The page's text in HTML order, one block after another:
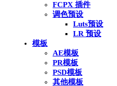
FCPX 插件
调色预设
Luts预设
LR 预设
模板
AE模板
PR模板
PSD模板
其他模板